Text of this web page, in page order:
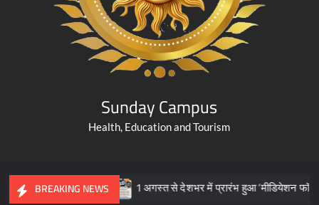
Sunday Campus
Health, Education and Tourism
BREAKING NEWS1 अगस्त से देशभर में प्रारंभ हुआ ’मीडियेशन फॉर दि नेशन 3.0’